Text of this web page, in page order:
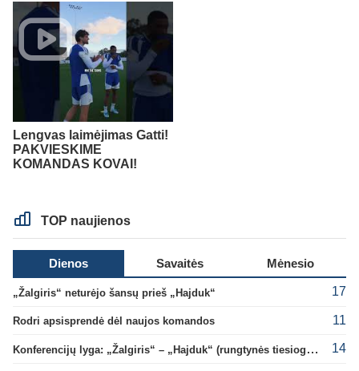
Lengvas laimėjimas Gatti!
PAKVIESKIME
KOMANDAS KOVAI!
TOP naujienos
Dienos Savaitės Mėnesio
„Žalgiris“ neturėjo šansų prieš „Hajduk“ 17
Rodri apsisprendė dėl naujos komandos 11
Konferencijų lyga: „Žalgiris“ – „Hajduk“ (rungtynės tiesiogiai) 14